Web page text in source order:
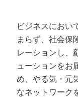
ビジネスにおい
まらず、社会保
レーションし、
ューションをお
め、やる気・元
なネットワーク